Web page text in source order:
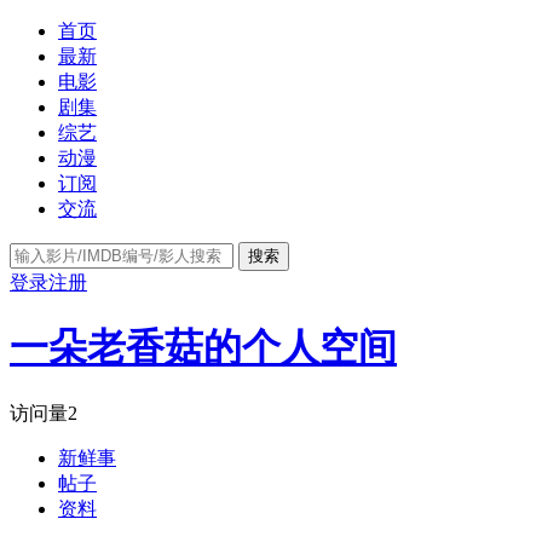
首页
最新
电影
剧集
综艺
动漫
订阅
交流
搜索
登录注册
一朵老香菇的个人空间
访问量2
新鲜事
帖子
资料